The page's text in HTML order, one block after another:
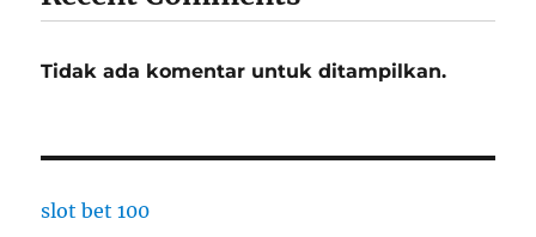
Tidak ada komentar untuk ditampilkan.
slot bet 100